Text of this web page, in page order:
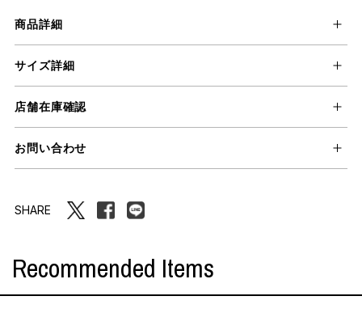
商品詳細
サイズ詳細
店舗在庫確認
お問い合わせ
SHARE
Recommended Items